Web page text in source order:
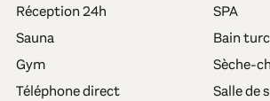
Réception 24h
SPA
Sauna
Bain turc
Gym
Sèche-
Téléphone direct
Salle de